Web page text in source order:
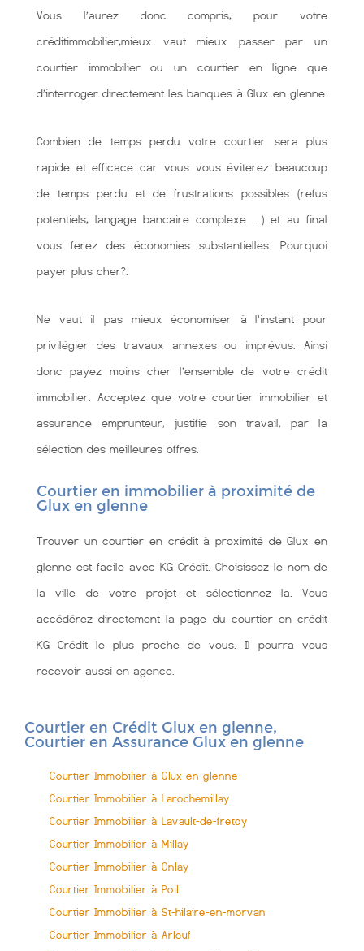
Vous l’aurez donc compris, pour votre
créditimmobilier,mieux vaut mieux passer par un
courtier immobilier ou un courtier en ligne que
d’interroger directement les banques à Glux en glenne.
Combien de temps perdu votre courtier sera plus
rapide et efficace car vous vous éviterez beaucoup
de temps perdu et de frustrations possibles (refus
potentiels, langage bancaire complexe …) et au final
vous ferez des économies substantielles. Pourquoi
payer plus cher?.
Ne vaut il pas mieux économiser à l'instant pour
privilégier des travaux annexes ou imprévus. Ainsi
donc payez moins cher l’ensemble de votre crédit
immobilier. Acceptez que votre courtier immobilier et
assurance emprunteur, justifie son travail, par la
sélection des meilleures offres.
Courtier en immobilier à proximité de
Glux en glenne
Trouver un courtier en crédit à proximité de Glux en
glenne est facile avec KG Crédit. Choisissez le nom de
la ville de votre projet et sélectionnez la. Vous
accédérez directement la page du courtier en crédit
KG Crédit le plus proche de vous. Il pourra vous
recevoir aussi en agence.
Courtier en Crédit Glux en glenne,
Courtier en Assurance Glux en glenne
Courtier Immobilier à Glux-en-glenne
Courtier Immobilier à Larochemillay
Courtier Immobilier à Lavault-de-fretoy
Courtier Immobilier à Millay
Courtier Immobilier à Onlay
Courtier Immobilier à Poil
Courtier Immobilier à St-hilaire-en-morvan
Courtier Immobilier à Arleuf